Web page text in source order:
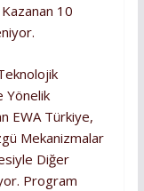
10
Yönelik
EWA Türkiye,
Mekanizmalar
Diğer
Program